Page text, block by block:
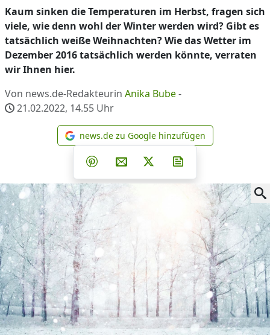
Kaum sinken die Temperaturen im Herbst, fragen sich
viele, wie denn wohl der Winter werden wird? Gibt es
tatsächlich weiße Weihnachten? Wie das Wetter im
Dezember 2016 tatsächlich werden könnte, verraten
wir Ihnen hier.
Von news.de-Redakteurin Anika Bube-
21.02.2022, 14.55 Uhr
news.de zu Google
news.de zu Google hinzufügen
Teilen auf Facebook
Teilen auf Whatsapp
Teilen auf Telegram
Teilen auf Pinterest
Per E-Mail teilen
Post auf X